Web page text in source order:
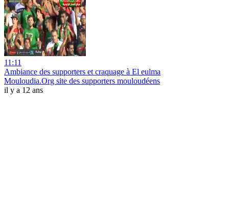
11:11
Ambiance des supporters et craquage à El eulma
Mouloudia.Org site des supporters mouloudéens
il y a 12 ans